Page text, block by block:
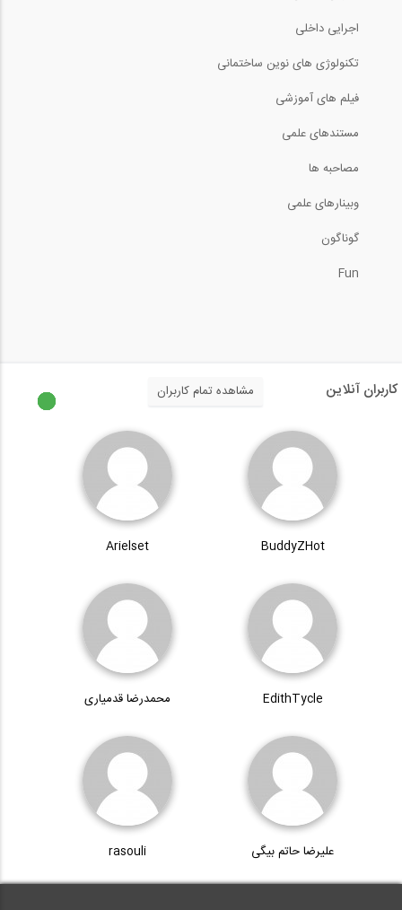
اجرایی داخلی
تکنولوژی های نوین ساختمانی
فیلم های آموزشی
مستندهای علمی
مصاحبه ها
وبینارهای علمی
گوناگون
Fun
کاربران آنلاین مشاهده تمام کاربران
BuddyZHot
Arielset
EdithTycle محمدرضا قدمیاری
علیرضا حاتم بیگی rasouli